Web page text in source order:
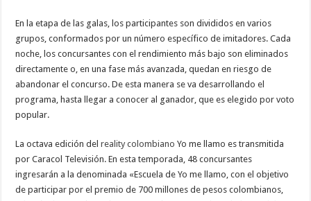
En la etapa de las galas, los participantes son divididos en varios
grupos, conformados por un número específico de imitadores. Cada
noche, los concursantes con el rendimiento más bajo son eliminados
directamente o, en una fase más avanzada, quedan en riesgo de
abandonar el concurso. De esta manera se va desarrollando el
programa, hasta llegar a conocer al ganador, que es elegido por voto
popular.
La octava edición del reality colombiano Yo me llamo es transmitida
por Caracol Televisión.​ En esta temporada, 48 concursantes
ingresarán a la denominada «Escuela de Yo me llamo, con el objetivo
de participar por el premio de 700 millones de pesos colombianos,